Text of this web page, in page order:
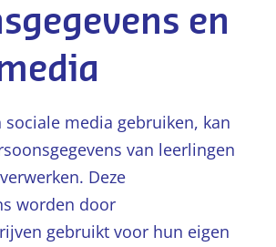
en
media gebruiken, kan
van leerlingen
Deze
worden door
gebruikt voor hun eigen